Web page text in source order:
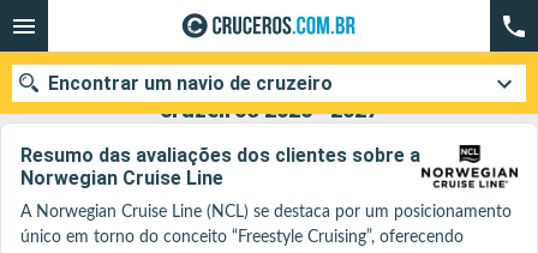
Norwegian Cruise Line : As nossas ofertas de
cruzeiros 2026 - 2027
Resumo das avaliações dos clientes sobre a
Norwegian Cruise Line
A Norwegian Cruise Line (NCL) se destaca por um posicionamento
único em torno do conceito “Freestyle Cruising”, oferecendo
Encontrar um navio de cruzeiro
Quando ir?